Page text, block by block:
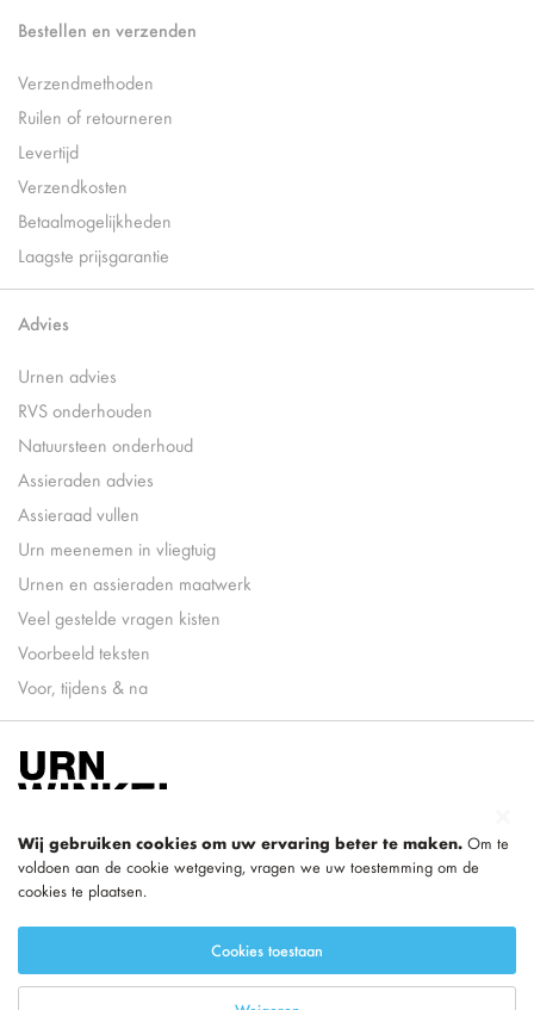
Bestellen en verzenden
Verzendmethoden
Ruilen of retourneren
Levertijd
Verzendkosten
Betaalmogelijkheden
Laagste prijsgarantie
Advies
Urnen advies
RVS onderhouden
Natuursteen onderhoud
Assieraden advies
Assieraad vullen
Urn meenemen in vliegtuig
Urnen en assieraden maatwerk
Veel gestelde vragen kisten
Voorbeeld teksten
Voor, tijdens & na
Wij gebruiken cookies om uw ervaring beter te maken. Om te
voldoen aan de cookie wetgeving, vragen we uw toestemming om de
cookies te plaatsen.
Cookies toestaan